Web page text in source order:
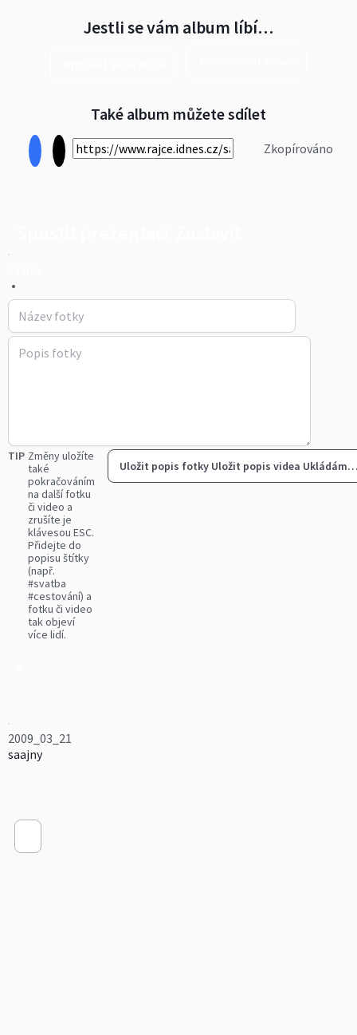
Jestli se vám album líbí…
Také album můžete sdílet
Zkopírováno
•
TIP Změny uložíte
také
pokračováním
na další fotku
či video a
zrušíte je
klávesou ESC.
Přidejte do
popisu štítky
(např.
#svatba
#cestování) a
fotku či video
tak objeví
více lidí.
Uložit popis fotky Uložit popis videa
2009_03_21
saajny